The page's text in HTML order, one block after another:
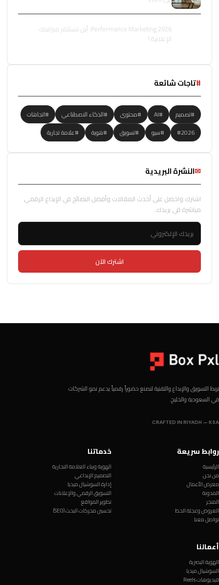
Performance Marketing 2026: أين تستثمر ميزانيتك
الإعلانية؟
#تاجات شائعة
#تصميم #AI #محتوى #الذكاء الاصطناعي
#اتجاهات
#2026
#سيو #تسويق #هوية #علامة تجارية
✉النشرة البريدية
اشترك واحصل على أحدث المقالات وأفضل النصائح في الإبداع الرقمي
مباشرة في بريدك.
اشترك الآن
نربط التسويق والإبداع والتقنية لنصنع حضوراً رقمياً يدعم نمو الشركات
في السعودية والخليج.
CRAFTED IN RIYADH — KSA
روابط سريعة
الرئيسية
من نحن
معرض الأعمال
المدونة
المتجر
العروض وعجلة الحظ
تواصل معنا
خدماتنا
الهوية وبناء العلامة التجارية
التصميم الإبداعي
إدارة السوشيال ميديا
التسويق الرقمي والإعلانات
تطوير المواقع
تحسين محركات البحث (SEO)
أعمالنا
الهوية البصرية
السوشيال ميديا
فيديوهات Reels